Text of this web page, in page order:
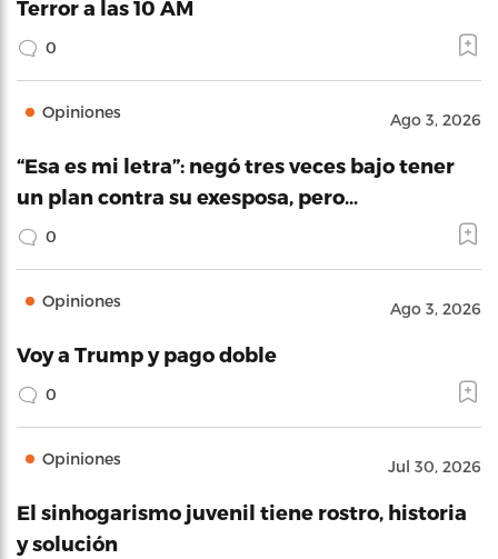
Terror a las 10 AM
0
Opiniones Ago 3, 2026
“Esa es mi letra”: negó tres veces bajo tener
un plan contra su exesposa, pero…
0
Opiniones Ago 3, 2026
Voy a Trump y pago doble
0
Opiniones Jul 30, 2026
El sinhogarismo juvenil tiene rostro, historia
y solución